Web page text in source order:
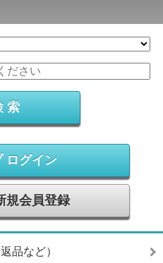
ログイン
規会員登録
品など）